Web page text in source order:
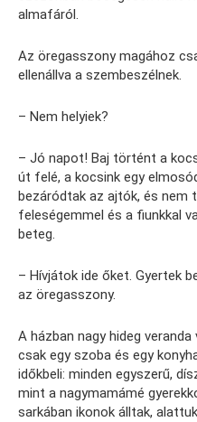
almafáról.
Az öregasszony magához
ellenállva a szembeszélnek.
– Nem helyiek?
– Jó napot! Baj történt a
út felé, a kocsink egy
bezáródtak az ajtók, és nem
feleségemmel és a fiunkkal
beteg.
– Hívjátok ide őket. Gyertek
az öregasszony.
A házban nagy hideg
csak egy szoba és egy
időkbeli: minden egyszerű,
mint a nagymamámé
sarkában ikonok álltak,